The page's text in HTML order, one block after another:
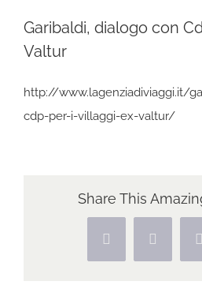
Garibaldi, dialogo con
Valtur
http://www.lagenziadiviaggi.it/
cdp-per-i-villaggi-ex-valtur/
Share This
Facebook
X